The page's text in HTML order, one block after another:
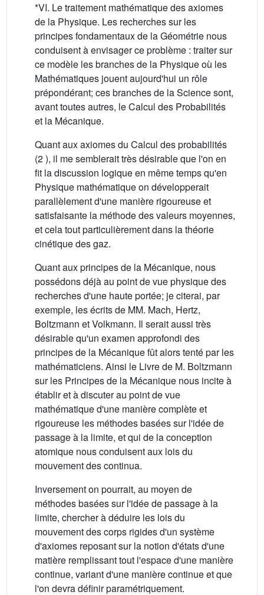
*VI. Le traitement mathématique des axiomes
de la Physique. Les recherches sur les
principes fondamentaux de la Géométrie nous
conduisent à envisager ce problème : traiter sur
ce modèle les branches de la Physique où les
Mathématiques jouent aujourd'hui un rôle
prépondérant; ces branches de la Science sont,
avant toutes autres, le Calcul des Probabilités
et la Mécanique.
Quant aux axiomes du Calcul des probabilités
(2 ), il me semblerait très désirable que l'on en
fit la discussion logique en même temps qu'en
Physique mathématique on développerait
parallèlement d'une manière rigoureuse et
satisfaisante la méthode des valeurs moyennes,
et cela tout particulièrement dans la théorie
cinétique des gaz.
Quant aux principes de la Mécanique, nous
possédons déjà au point de vue physique des
recherches d'une haute portée; je citerai, par
exemple, les écrits de MM. Mach, Hertz,
Boltzmann et Volkmann. Il serait aussi très
désirable qu'un examen approfondi des
principes de la Mécanique fût alors tenté par les
mathématiciens. Ainsi le Livre de M. Boltzmann
sur les Principes de la Mécanique nous incite à
établir et à discuter au point de vue
mathématique d'une manière complète et
rigoureuse les méthodes basées sur l'idée de
passage à la limite, et qui de la conception
atomique nous conduisent aux lois du
mouvement des continua.
Inversement on pourrait, au moyen de
méthodes basées sur l'idée de passage à la
limite, chercher à déduire les lois du
mouvement des corps rigides d'un système
d'axiomes reposant sur la notion d'états d'une
matière remplissant tout l'espace d'une manière
continue, variant d'une manière continue et que
l'on devra définir paramétriquement.